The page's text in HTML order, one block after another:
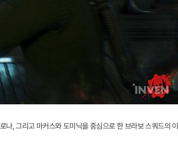
나, 그리고 마커스와 도미닉을 중심으로 한 브라보 스쿼드의 이